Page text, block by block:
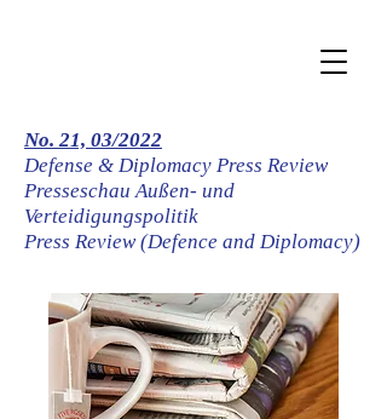
No. 21, 03/2022
Defense & Diplomacy Press Review
Presseschau Außen- und
Verteidigungspolitik
Press Review (Defence and Diplomacy)